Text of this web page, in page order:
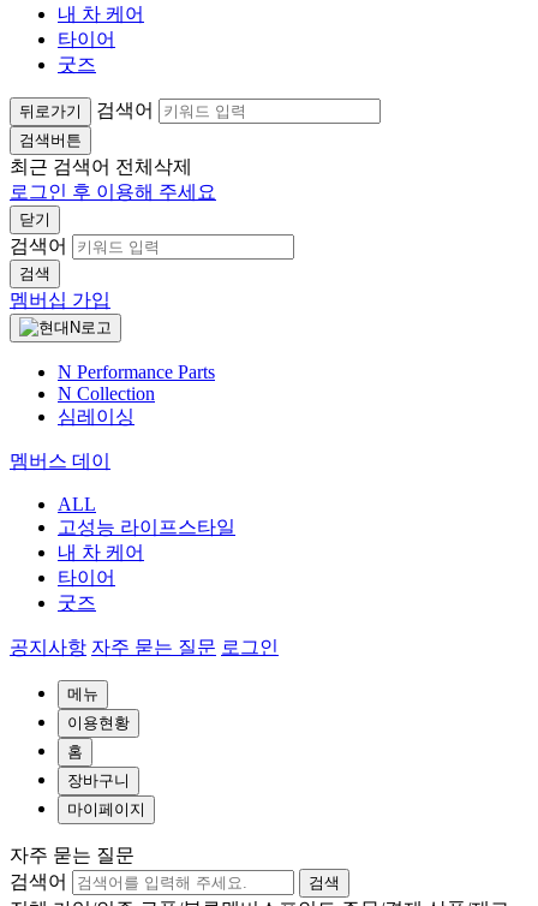
내 차 케어
타이어
굿즈
뒤로가기 검색어
검색버튼
최근 검색어 전체삭제
로그인 후 이용해 주세요
닫기
검색어
검색
멤버십 가입
N Performance Parts
N Collection
심레이싱
멤버스 데이
ALL
고성능 라이프스타일
내 차 케어
타이어
굿즈
공지사항 자주 묻는 질문 로그인
메뉴
이용현황
홈
장바구니
마이페이지
자주 묻는 질문
검색어
검색